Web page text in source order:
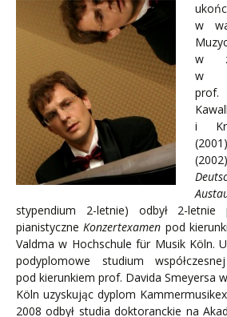
w
w
i
stypendium 2-letnie) odbył 2-letnie
pianistyczneKonzertexamen pod
Valdma w Hochschule für Musik Köln.
podyplomowe studium
pod kierunkiem prof. Davida Smeyersa
Köln uzyskując dyplom
2008 odbył studia doktoranckie na